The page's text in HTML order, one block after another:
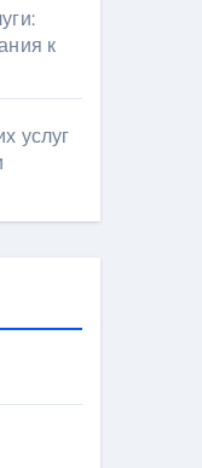
к
услуг